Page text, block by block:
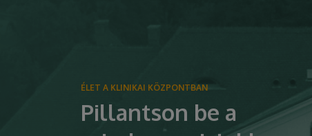
ÉLET A KLINIKAI KÖZPONTBAN
Pillantson be a